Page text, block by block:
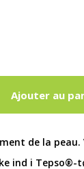
Ajouter au
de la peau.
ind i Tepso®-